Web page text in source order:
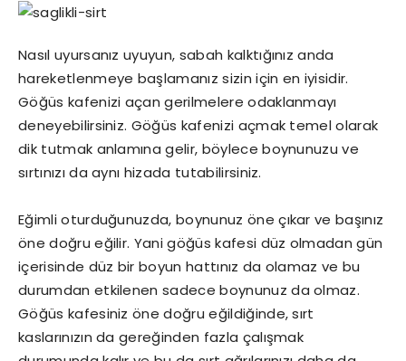
Nasıl uyursanız uyuyun, sabah kalktığınız anda
hareketlenmeye başlamanız sizin için en iyisidir.
Göğüs kafenizi açan gerilmelere odaklanmayı
deneyebilirsiniz. Göğüs kafenizi açmak temel olarak
dik tutmak anlamına gelir, böylece boynunuzu ve
sırtınızı da aynı hizada tutabilirsiniz.
Eğimli oturduğunuzda, boynunuz öne çıkar ve başınız
öne doğru eğilir. Yani göğüs kafesi düz olmadan gün
içerisinde düz bir boyun hattınız da olamaz ve bu
durumdan etkilenen sadece boynunuz da olmaz.
Göğüs kafesiniz öne doğru eğildiğinde, sırt
kaslarınızın da gereğinden fazla çalışmak